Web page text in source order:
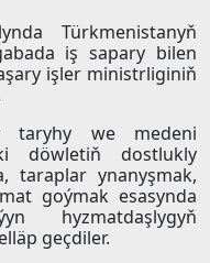
Türkmenistanyň
iş sapary bilen
işler ministrliginiň
taryhy we medeni
döwletiň dostlukly
taraplar ynanyşmak,
goýmak esasynda
hyzmatdaşlygyň
geçdiler.